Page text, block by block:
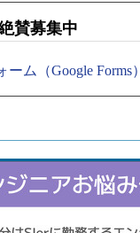
賛募集中
ム（Google Forms）